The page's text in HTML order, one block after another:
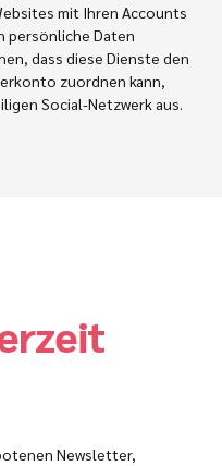
mit Ihren Accounts
persönliche Daten
dass diese Dienste den
zuordnen kann,
Social-Netzwerk aus.
Newsletter,